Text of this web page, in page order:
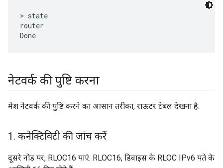
> state
router
नेटवर्क की पुष्टि करना
मेश नेटवर्क की पुष्टि करने का आसान तरीका, राऊटर टेबल देखना है.
1 . कनेक्टिविटी की जांच करें
दूसरे नोड पर, RLOC16 पाएं. RLOC16, डिवाइस के RLOC IPv6 पते के